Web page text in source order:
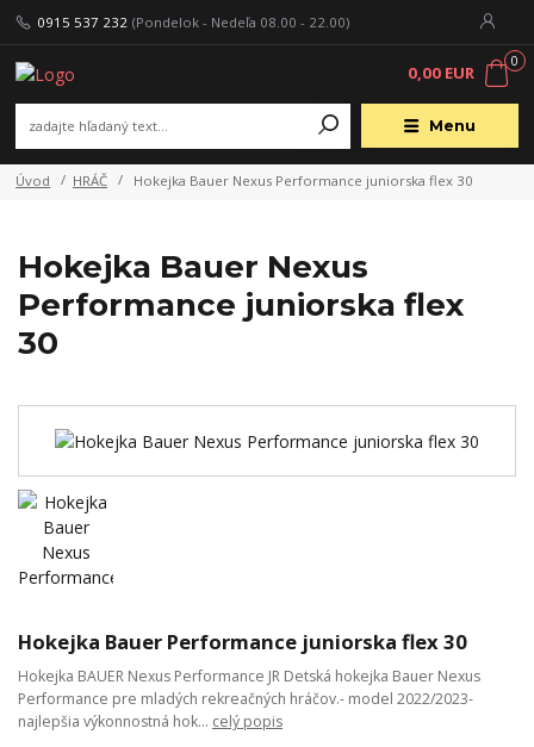
Menu
0915 537 232 (Pondelok - Nedeľa 08.00 - 22.00)
0
0,00 EUR
Úvod HRÁČ Hokejka Bauer Nexus Performance juniorska flex 30
Hokejka Bauer Nexus
Performance juniorska flex
30
Hokejka Bauer Performance juniorska flex 30
Hokejka BAUER Nexus Performance JR Detská hokejka Bauer Nexus
Performance pre mladých rekreačných hráčov.- model 2022/2023-
najlepšia výkonnostná hok... celý popis